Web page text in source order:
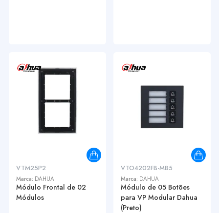
VTM25P2
Marca: DAHUA
Módulo Frontal de 02
Módulos
VTO4202FB-MB5
Marca: DAHUA
Módulo de 05 Botões
para VP Modular Dahua
(Preto)